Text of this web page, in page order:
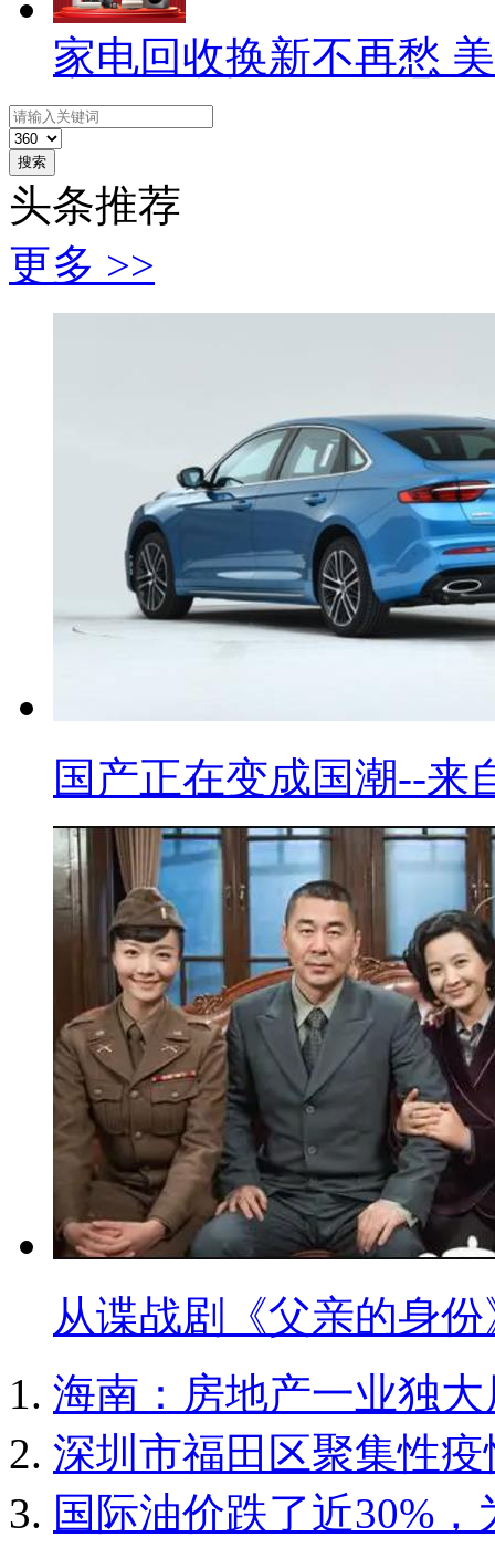
家电回收换新不再愁
搜索
头条推荐
更多 >>
国产正在变成国潮--来
从谍战剧《父亲的身
海南：房地产一业独
深圳市福田区聚集性
国际油价跌了近30%